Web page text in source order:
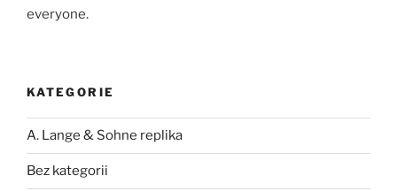
everyone.
KATEGORIE
A. Lange & Sohne replika
Bez kategorii